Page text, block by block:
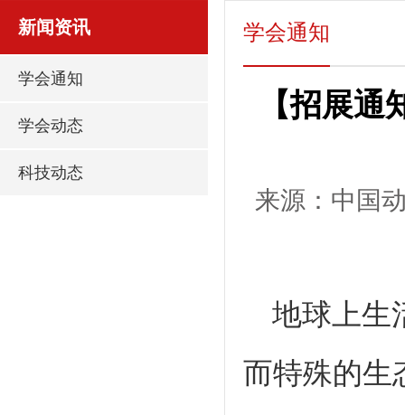
新闻资讯
学会通知
学会动态
科技动态
学会通知
【招展
来源：中国
地球上生
而特殊的生